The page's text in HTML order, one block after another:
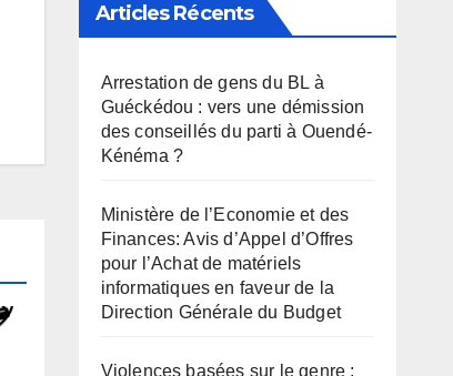
Articles Récents
Arrestation de gens du BL à
Guéckédou : vers une démission
des conseillés du parti à Ouendé-
Kénéma ?
Ministère de l’Economie et des
Finances: Avis d’Appel d’Offres
pour l’Achat de matériels
informatiques en faveur de la
Direction Générale du Budget
Violences basées sur le genre :